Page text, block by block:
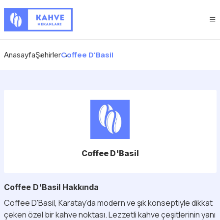
AnasayfaŞehirlerCoffee D'Basil
Coffee D'Basil
Coffee D'Basil Hakkında
Coffee D'Basil, Karatay’da modern ve şık konseptiyle dikkat
çeken özel bir kahve noktası. Lezzetli kahve çeşitlerinin yanı